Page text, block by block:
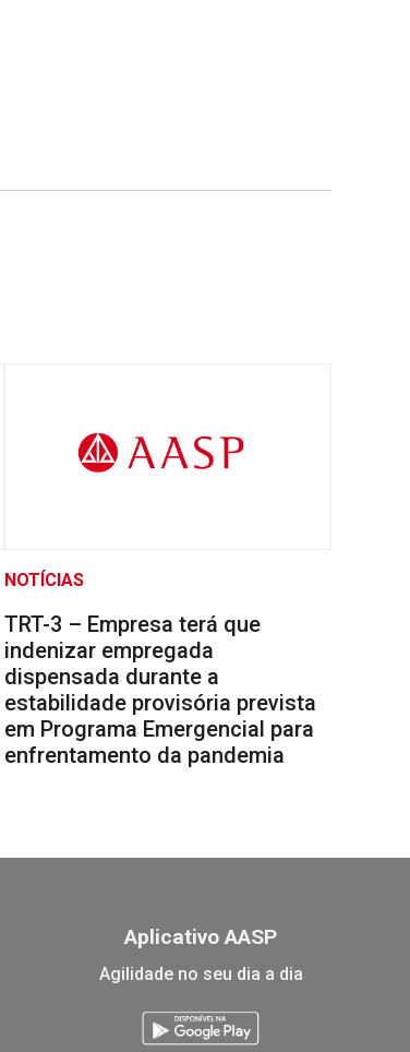
NOTÍCIAS
TRT-3 – Empresa terá que
indenizar empregada
dispensada durante a
estabilidade provisória prevista
em Programa Emergencial para
enfrentamento da pandemia
Aplicativo AASP
Agilidade no seu dia a dia